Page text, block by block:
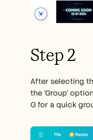
Step 2
After selecting
the 'Group'
G for a quick